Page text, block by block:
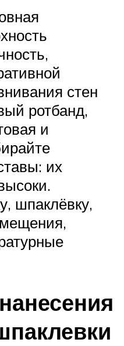
стен
ротбанд,
и
их
шпаклёвку,